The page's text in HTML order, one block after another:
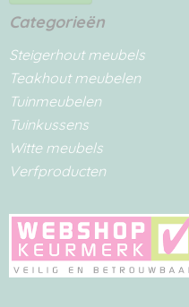
Categorieën
Steigerhout meubels
Teakhout meubelen
Tuinmeubelen
Tuinkussens
Witte meubels
Verfproducten